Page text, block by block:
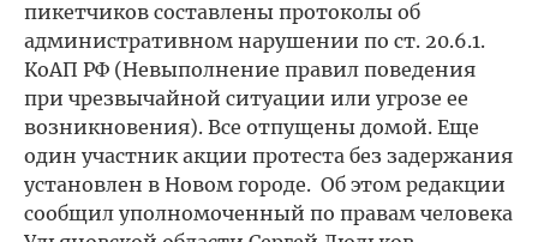
пикетчиков составлены протоколы об
административном нарушении по ст. 20.6.1.
КоАП РФ (Невыполнение правил поведения
при чрезвычайной ситуации или угрозе ее
возникновения). Все отпущены домой. Еще
один участник акции протеста без задержания
установлен в Новом городе. Об этом редакции
сообщил уполномоченный по правам человека